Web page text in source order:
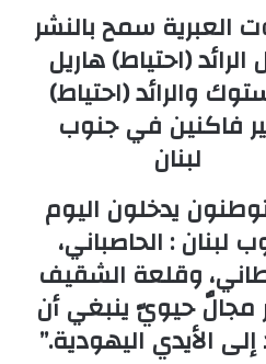
العبرية سمح بالنشر
الرائد (احتياط) هاريل
والرائد (احتياط)
فاكنين في جنوب
لبنان
يدخلون اليوم
لبنان : الحاصباني،
وقلعة الشقيف
حيويّ ينبغي أن
الأيدي اليهودية.”